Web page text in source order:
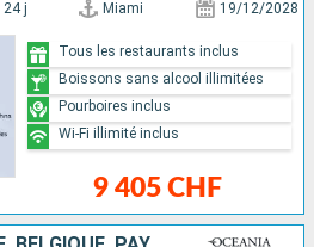
24 j Miami 19/12/2028
9 405 CHF
Tous les restaurants inclus
Boissons sans alcool illimitées
Pourboires inclus
Wi-Fi illimité inclus